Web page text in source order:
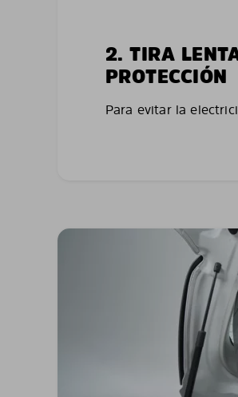
2. TIRA
PROTECCIÓN
Para evitar la